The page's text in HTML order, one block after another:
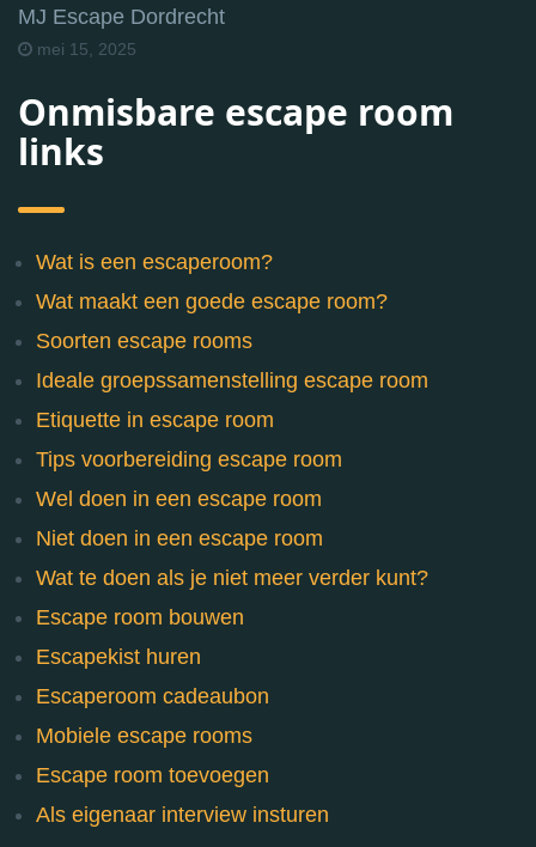
MJ Escape Dordrecht
mei 15, 2025
Onmisbare escape room
links
Wat is een escaperoom?
Wat maakt een goede escape room?
Soorten escape rooms
Ideale groepssamenstelling escape room
Etiquette in escape room
Tips voorbereiding escape room
Wel doen in een escape room
Niet doen in een escape room
Wat te doen als je niet meer verder kunt?
Escape room bouwen
Escapekist huren
Escaperoom cadeaubon
Mobiele escape rooms
Escape room toevoegen
Als eigenaar interview insturen